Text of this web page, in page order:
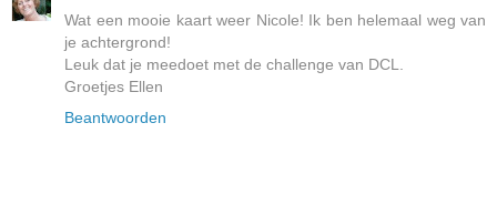
Wat een mooie kaart weer Nicole! Ik ben helemaal weg van
je achtergrond!
Leuk dat je meedoet met de challenge van DCL.
Groetjes Ellen
Beantwoorden